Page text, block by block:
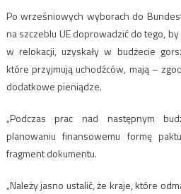
Po wrześniowych wyborach do
na szczeblu UE doprowadzić do tego,
w relokacji, uzyskały w budżecie
które przyjmują uchodźców, mają –
dodatkowe pieniądze.
„Podczas prac nad następnym
planowaniu finansowemu formę
fragment dokumentu.
„Należy jasno ustalić, że kraje, które